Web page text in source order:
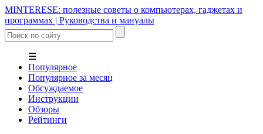
MINTERESE: полезные советы о компьютерах, гаджетах и
программах | Руководства и мануалы
☰
Популярное
Популярное за месяц
Обсуждаемое
Инструкции
Обзоры
Рейтинги